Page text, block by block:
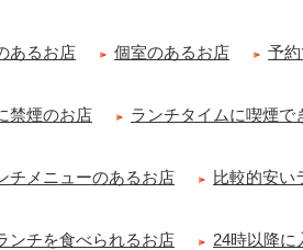
あるお店 個室のあるお店 予
禁煙のお店 ランチタイムに喫煙で
チメニューのあるお店 比較的安い
ンチを食べられるお店 24時以降に